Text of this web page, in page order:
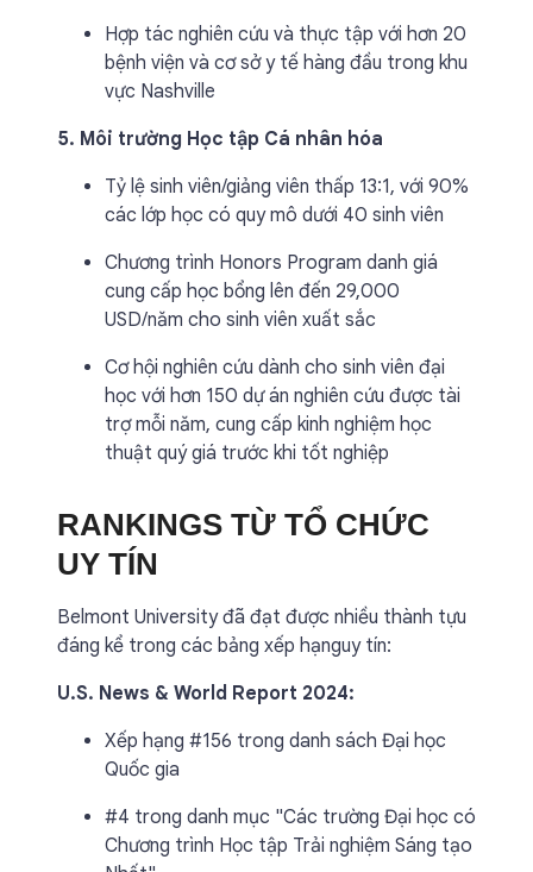
Hợp tác nghiên cứu và thực tập với hơn 20
bệnh viện và cơ sở y tế hàng đầu trong khu
vực Nashville
5. Môi trường Học tập Cá nhân hóa
Tỷ lệ sinh viên/giảng viên thấp 13:1, với 90%
các lớp học có quy mô dưới 40 sinh viên
Chương trình Honors Program danh giá
cung cấp học bổng lên đến 29,000
USD/năm cho sinh viên xuất sắc
Cơ hội nghiên cứu dành cho sinh viên đại
học với hơn 150 dự án nghiên cứu được tài
trợ mỗi năm, cung cấp kinh nghiệm học
thuật quý giá trước khi tốt nghiệp
RANKINGS TỪ TỔ CHỨC
UY TÍN
Belmont University đã đạt được nhiều thành tựu
đáng kể trong các bảng xếp hạnguy tín:
U.S. News & World Report 2024:
Xếp hạng #156 trong danh sách Đại học
Quốc gia
#4 trong danh mục "Các trường Đại học có
Chương trình Học tập Trải nghiệm Sáng tạo